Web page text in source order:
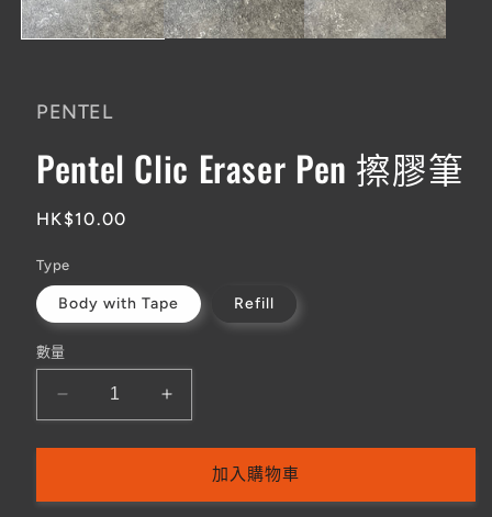
開
啟
檔
1
PENTEL
Pentel Clic Eraser Pen 擦膠筆
定
HK$10.00
Type
Body with Tape Refill
數量
Pentel
Clic
Eraser
擦
Pentel
Clic
Eraser
擦
加入購物車